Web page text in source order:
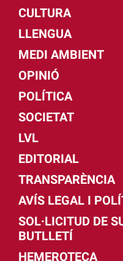
CULTURA
LLENGUA
MEDI AMBIENT
OPINIÓ
POLÍTICA
SOCIETAT
LVL
EDITORIAL
TRANSPARÈNCIA
AVÍS LEGAL I
SOL·LICITUD DE
BUTLLETÍ
HEMEROTECA